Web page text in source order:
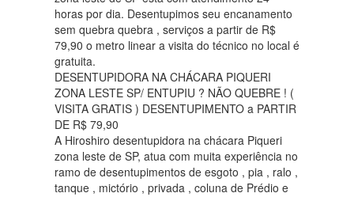
horas por dia. Desentupimos seu encanamento
sem quebra quebra , serviços a partir de R$
79,90 o metro linear a visita do técnico no local é
gratuita.
DESENTUPIDORA NA CHÁCARA PIQUERI
ZONA LESTE SP/ ENTUPIU ? NÃO QUEBRE ! (
VISITA GRATIS ) DESENTUPIMENTO a PARTIR
DE R$ 79,90
A Hiroshiro desentupidora na chácara Piqueri
zona leste de SP, atua com muita experiência no
ramo de desentupimentos de esgoto , pia , ralo ,
tanque , mictório , privada , coluna de Prédio e